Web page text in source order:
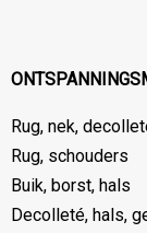
Rug, nek,
Rug, schouders
Buik, borst, hals
Decolleté, hals,